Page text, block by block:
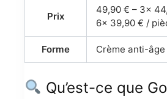
Prix
49,90 € – 3x
6x 39,90 € /
Forme Crème anti-âge
Qu’est-ce que